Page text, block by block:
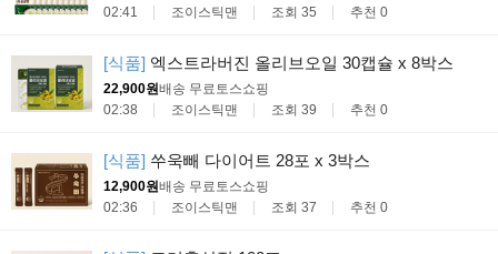
02:41
조이스틱맨 조회 35 추천 0
[식품] 엑스트라버진 올리브오일 30캡슐 x 8박스
22,900원배송 무료 토스쇼핑
02:38
조이스틱맨 조회 39 추천 0
[식품] 쑤욱빼 다이어트 28포 x 3박스
12,900원배송 무료 토스쇼핑
02:36
조이스틱맨 조회 37 추천 0